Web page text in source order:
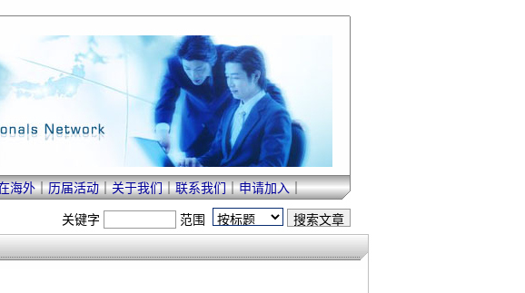
海外｜历届活动｜关于我们｜联系我们｜申请加入｜
关键字 范围